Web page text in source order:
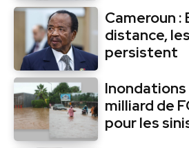
Cameroun :
distance,
persistent
Inondations
milliard de
pour les